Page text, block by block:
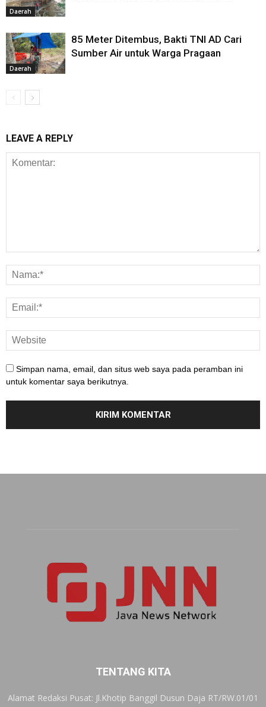
Daerah
Daerah
85 Meter Ditembus, Bakti TNI AD Cari
Sumber Air untuk Warga Pragaan
LEAVE A REPLY
Simpan nama, email, dan situs web saya pada peramban ini
untuk komentar saya berikutnya.
TENTANG KITA
Alamat Redaksi Pusat: Jl.Khotip Banggil Dusun Daja RT/RW.01/01